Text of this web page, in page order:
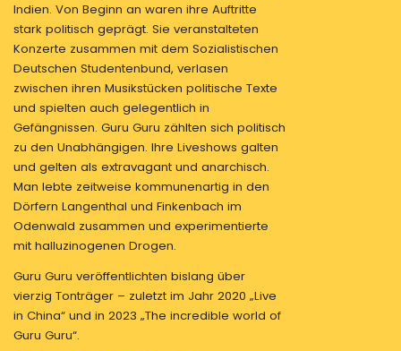
Indien. Von Beginn an waren ihre Auftritte
stark politisch geprägt. Sie veranstalteten
Konzerte zusammen mit dem Sozialistischen
Deutschen Studentenbund, verlasen
zwischen ihren Musikstücken politische Texte
und spielten auch gelegentlich in
Gefängnissen. Guru Guru zählten sich politisch
zu den Unabhängigen. Ihre Liveshows galten
und gelten als extravagant und anarchisch.
Man lebte zeitweise kommunenartig in den
Dörfern Langenthal und Finkenbach im
Odenwald zusammen und experimentierte
mit halluzinogenen Drogen.
Guru Guru veröffentlichten bislang über
vierzig Tonträger – zuletzt im Jahr 2020 „Live
in China“ und in 2023 „The incredible world of
Guru Guru“.